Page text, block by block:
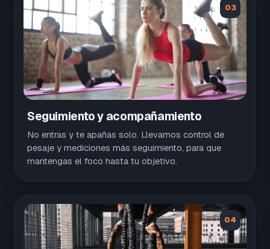
03
Seguimiento y acompañamiento
No entras y te apañas solo. Llevamos control de
pesaje y mediciones más seguimiento, para que
mantengas el foco hasta tu objetivo.
04